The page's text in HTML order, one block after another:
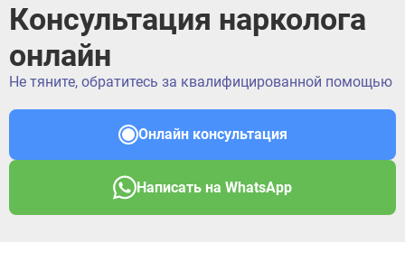
Консультация нарколога
онлайн
Не тяните, обратитесь за квалифицированной помощью
Онлайн консультация
Написать на WhatsApp